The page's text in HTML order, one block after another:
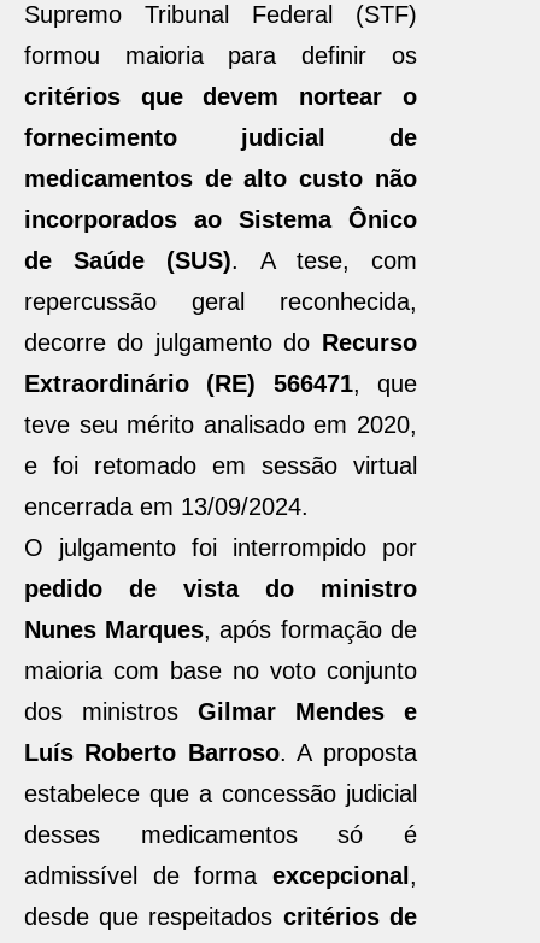
Supremo Tribunal Federal (STF)
formou maioria para definir os
critérios que devem nortear o
fornecimento judicial de
medicamentos de alto custo não
incorporados ao Sistema Ônico
de Saúde (SUS). A tese, com
repercussão geral reconhecida,
decorre do julgamento do Recurso
Extraordinário (RE) 566471, que
teve seu mérito analisado em 2020,
e foi retomado em sessão virtual
encerrada em 13/09/2024.
O julgamento foi interrompido por
pedido de vista do ministro
Nunes Marques, após formação de
maioria com base no voto conjunto
dos ministros Gilmar Mendes e
Luís Roberto Barroso. A proposta
estabelece que a concessão judicial
desses medicamentos só é
admissível de forma excepcional ,
desde que respeitados critérios de